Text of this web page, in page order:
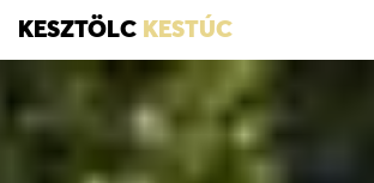
KESZTÖLC KESTÚC